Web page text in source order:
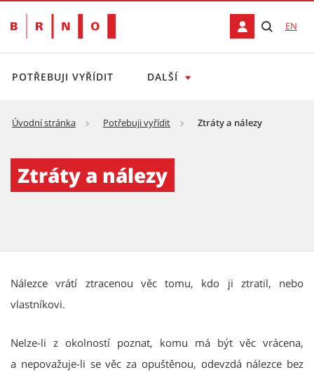
EN
POTŘEBUJI VYŘÍDIT DALŠÍ
Úvodní stránka Potřebuji vyřídit Ztráty a nálezy
Ztráty a nálezy
Popis
Nálezce vrátí ztracenou věc tomu, kdo ji ztratil, nebo
vlastníkovi.
Nelze-li z okolností poznat, komu má být věc vrácena,
a nepovažuje-li se věc za opuštěnou, odevzdá nálezce bez